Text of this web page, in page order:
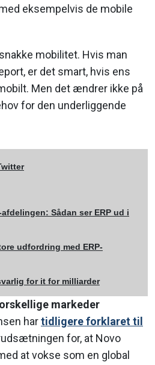
eksempelvis de mobile
mobilitet. Hvis man
er det smart, hvis ens
Men det ændrer ikke på
for den underliggende
Sådan ser ERP ud i
udfordring med ERP-
for it for milliarder
markeder
hartidligere forklaret til
for, at Novo
at vokse som en global